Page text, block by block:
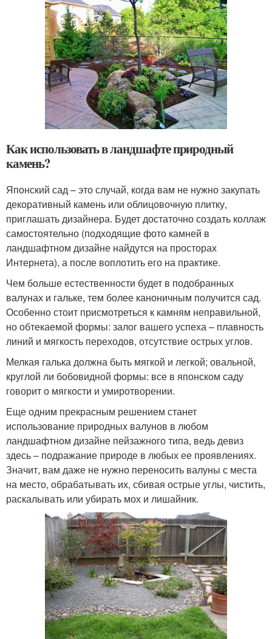
Как использовать в ландшафте природный
камень?
Японский сад – это случай, когда вам не нужно закупать
декоративный камень или облицовочную плитку,
приглашать дизайнера. Будет достаточно создать коллаж
самостоятельно (подходящие фото камней в
ландшафтном дизайне найдутся на просторах
Интернета), а после воплотить его на практике.
Чем больше естественности будет в подобранных
валунах и гальке, тем более каноничным получится сад.
Особенно стоит присмотреться к камням неправильной,
но обтекаемой формы: залог вашего успеха – плавность
линий и мягкость переходов, отсутствие острых углов.
Мелкая галька должна быть мягкой и легкой; овальной,
круглой ли бобовидной формы: все в японском саду
говорит о мягкости и умиротворении.
Еще одним прекрасным решением станет
использование природных валунов в любом
ландшафтном дизайне пейзажного типа, ведь девиз
здесь – подражание природе в любых ее проявлениях.
Значит, вам даже не нужно переносить валуны с места
на место, обрабатывать их, сбивая острые углы, чистить,
раскалывать или убирать мох и лишайник.